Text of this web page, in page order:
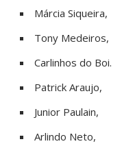
Márcia Siqueira,
Tony Medeiros,
Carlinhos do Boi.
Patrick Araujo,
Junior Paulain,
Arlindo Neto,